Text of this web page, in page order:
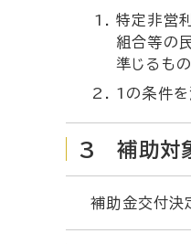
特定非営
組合等の
準じるも
1の条件
3 補助対
補助金交付決